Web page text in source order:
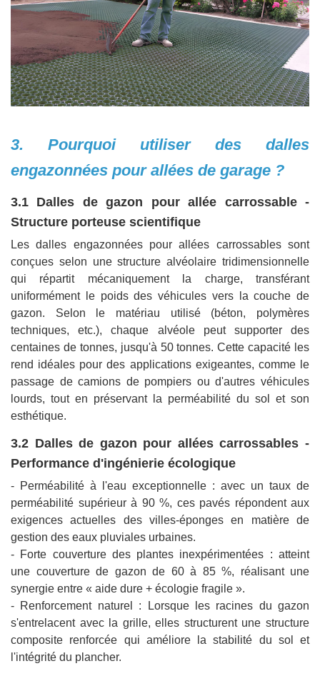
3. Pourquoi utiliser des dalles
engazonnées pour allées de garage ?
3.1 Dalles de gazon pour allée carrossable -
Structure porteuse scientifique
Les dalles engazonnées pour allées carrossables sont
conçues selon une structure alvéolaire tridimensionnelle
qui répartit mécaniquement la charge, transférant
uniformément le poids des véhicules vers la couche de
gazon. Selon le matériau utilisé (béton, polymères
techniques, etc.), chaque alvéole peut supporter des
centaines de tonnes, jusqu'à 50 tonnes. Cette capacité les
rend idéales pour des applications exigeantes, comme le
passage de camions de pompiers ou d'autres véhicules
lourds, tout en préservant la perméabilité du sol et son
esthétique.
3.2 Dalles de gazon pour allées carrossables -
Performance d'ingénierie écologique
- Perméabilité à l'eau exceptionnelle : avec un taux de
perméabilité supérieur à 90 %, ces pavés répondent aux
exigences actuelles des villes-éponges en matière de
gestion des eaux pluviales urbaines.
- Forte couverture des plantes inexpérimentées : atteint
une couverture de gazon de 60 à 85 %, réalisant une
synergie entre « aide dure + écologie fragile ».
- Renforcement naturel : Lorsque les racines du gazon
s'entrelacent avec la grille, elles structurent une structure
composite renforcée qui améliore la stabilité du sol et
l'intégrité du plancher.